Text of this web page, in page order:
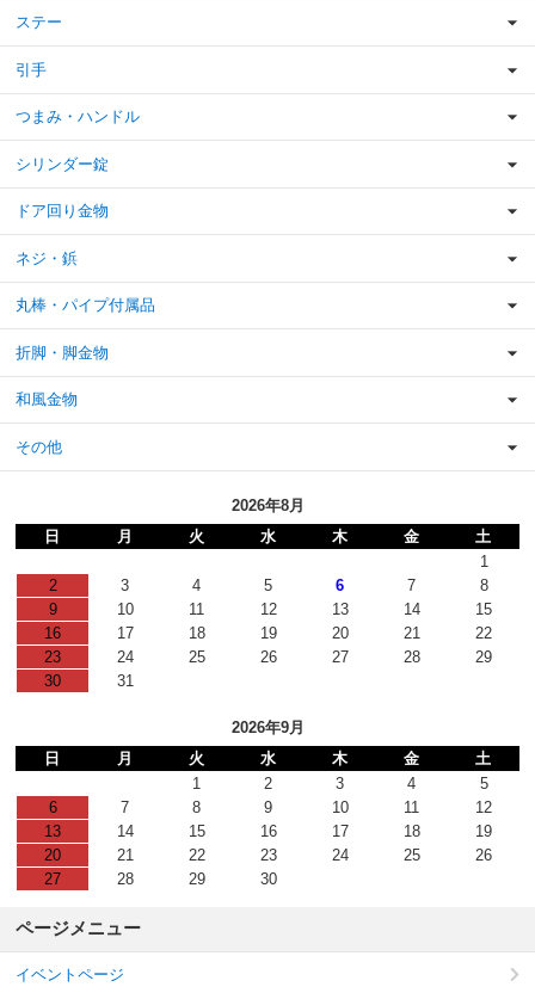
ステー
引手
つまみ・ハンドル
シリンダー錠
ドア回り金物
ネジ・鋲
丸棒・パイプ付属品
折脚・脚金物
和風金物
その他
2026年8月
日
月 火 水 木 金
土
1
2
3 4 5 6 7
8
9
10 11 12 13 14
15
16
17 18 19 20 21
22
23
24 25 26 27 28
29
30
31
2026年9月
日
月 火 水 木 金
土
1
2 3 4
5
6
7 8 9 10 11
12
13
14 15 16 17 18
19
20
21 22 23 24 25
26
27
28 29 30
ページメニュー
イベントページ